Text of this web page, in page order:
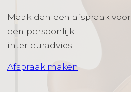
Maak dan een afspraak voor
een persoonlijk
interieuradvies.
Afspraak maken